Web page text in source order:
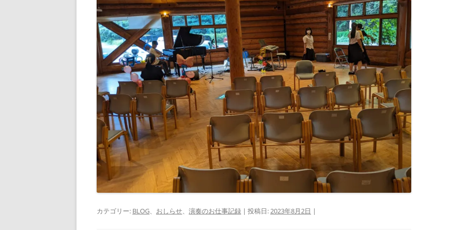
カテゴリー: BLOG、 おしらせ、 演奏のお仕事記録 | 投稿日:2023年8月2日 |